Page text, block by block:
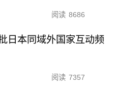
阅读 8686
日本同域外国家互动频
阅读 7357